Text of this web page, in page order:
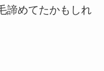
諦めてたかもしれ